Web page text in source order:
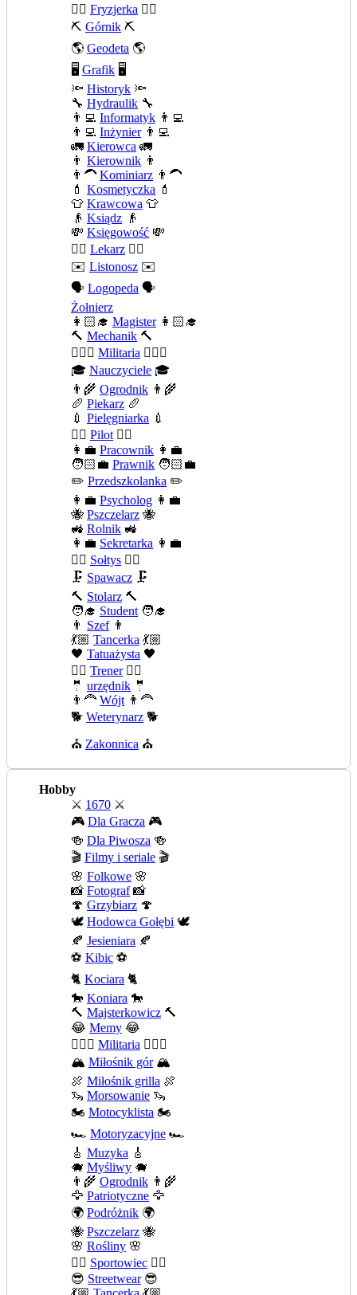
💇‍♀️ Fryzjerka 💇‍♀️
⛏️ Górnik ⛏️
🌎 Geodeta 🌎
🖥️ Grafik 🖥️
🔦 Historyk 🔦
🔧 Hydraulik 🔧
👨‍💻 Informatyk 👨‍💻
👨‍💻 Inżynier👨‍💻
🚛 Kierowca 🚛
👨 Kierownik 👨
👨‍🦱 Kominiarz 👨‍🦱
💄 Kosmetyczka 💄
👕 Krawcowa 👕
👴 Ksiądz 👴
💸 Księgowość 💸
👨‍⚕️ Lekarz 👨‍⚕️
✉️ Listonosz ✉️
🗣️ Logopeda 🗣️
Żołnierz
👩🏻‍🎓 Magister👩🏻‍🎓
🔨 Mechanik 🔨
💂🏻‍♂️ Militaria 💂🏻‍♂️
🎓 Nauczyciele 🎓
👨‍🌾 Ogrodnik 👨‍🌾
🥖 Piekarz 🥖
💉 Pielęgniarka 💉
👨‍✈️ Pilot 👨‍✈️
👩‍💼 Pracownik 👩‍💼
🧑🏻‍💼 Prawnik 🧑🏻‍💼
✏️ Przedszkolanka ✏️
👩‍💼 Psycholog 👩‍💼
🐝 Pszczelarz 🐝
🚜 Rolnik 🚜
👩‍💼 Sekretarka 👩‍💼
🧍‍♂️ Sołtys 🧍‍♂️
🗜️ Spawacz 🗜️
🔨 Stolarz 🔨
🧑‍🎓 Student 🧑‍🎓
👨 Szef👨
💃🏼 Tancerka 💃🏼
🖤 Tatuażysta 🖤
🏄‍♂️ Trener🏄‍♂️
🤵 urzędnik 🤵
👨‍🦰 Wójt 👨‍🦰
🐕 Weterynarz 🐕
⛪ Zakonnica ⛪
Hobby
⚔️ 1670 ⚔️
🎮 Dla Gracza 🎮
🍻 Dla Piwosza 🍻
🎬 Filmy i seriale 🎬
🌸 Folkowe 🌸
📸 Fotograf📸
🍄 Grzybiarz 🍄
🕊️ Hodowca Gołębi 🕊️
🍂 Jesieniara 🍂
⚽ Kibic ⚽
🐈 Kociara 🐈
🐎 Koniara 🐎
🔨 Majsterkowicz 🔨
😂 Memy 😂
💂🏻‍♂️ Militaria 💂🏻‍♂️
🏔️ Miłośnik gór🏔️
🍖 Miłośnik grilla 🍖
🦦 Morsowanie 🦦
🏍️ Motocyklista 🏍️
🏎️ Motoryzacyjne 🏎️
🎸 Muzyka 🎸
🐗 Myśliwy 🐗
👨‍🌾 Ogrodnik 👨‍🌾
🦅 Patriotyczne 🦅
🌍 Podróżnik 🌍
🐝 Pszczelarz 🐝
🌸 Rośliny 🌸
🤾‍♀️ Sportowiec 🤾‍♀️
😎 Streetwear😎